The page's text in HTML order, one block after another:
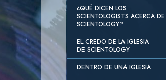
¿QUÉ DICEN LOS
SCIENTOLOGISTS ACERCA DE
SCIENTOLOGY?
EL CREDO DE LA IGLESIA
DE SCIENTOLOGY
DENTRO DE UNA IGLESIA